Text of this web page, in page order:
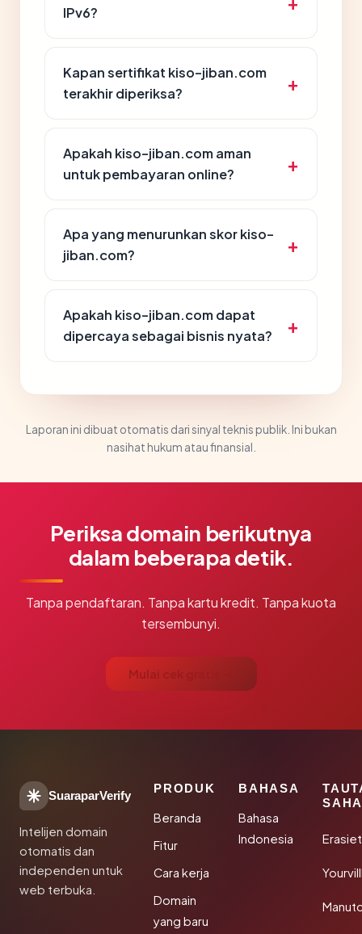
IPv6?
Kapan sertifikat kiso-jiban.com
terakhir diperiksa?
Apakah kiso-jiban.com aman
untuk pembayaran online?
Apa yang menurunkan skor kiso-
jiban.com?
Apakah kiso-jiban.com dapat
dipercaya sebagai bisnis nyata?
Laporan ini dibuat otomatis dari sinyal teknis publik. Ini bukan
nasihat hukum atau finansial.
Periksa domain berikutnya
dalam beberapa detik.
Tanpa pendaftaran. Tanpa kartu kredit. Tanpa kuota
tersembunyi.
Mulai cek gratis →
SuaraparVerify
Intelijen domain
otomatis dan
independen untuk
web terbuka.
PRODUK
Beranda
Fitur
Cara kerja
Domain
yang baru
BAHASA
Bahasa
Indonesia